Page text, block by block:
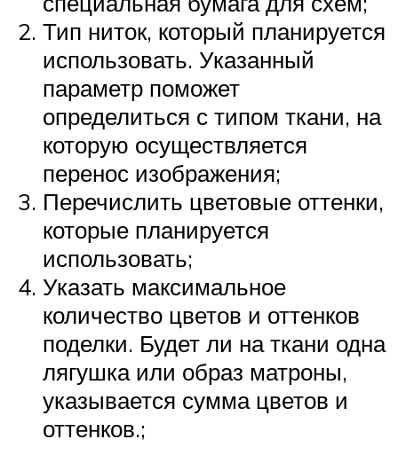
Тип ниток, который планируется
использовать. Указанный
параметр поможет
определиться с типом ткани, на
которую осуществляется
перенос изображения;
Перечислить цветовые оттенки,
которые планируется
использовать;
Указать максимальное
количество цветов и оттенков
поделки. Будет ли на ткани одна
лягушка или образ матроны,
указывается сумма цветов и
оттенков.;